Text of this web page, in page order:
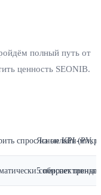
полный путь от
ценность SEONIB.
спрос наЯсные KPI (PV,
собирает
5 перспективных